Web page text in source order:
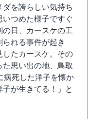
を誇らしい気持ち
つめた様子ですぐ
日、カースケの工
れる事件が起き
したカースケ。その
思い出の地、鳥取
病死した洋子を懐か
が生きてる！」と